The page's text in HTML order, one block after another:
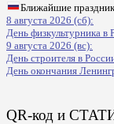
Ближайшие
8 августа 2026 (сб):
День физкультурника в
9 августа 2026 (вс):
День строителя в
День окончания
QR-код и